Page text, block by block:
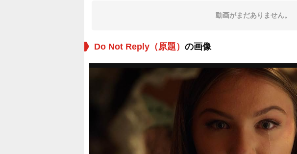
動画がまだありません。
Do Not Reply（原題） の画像